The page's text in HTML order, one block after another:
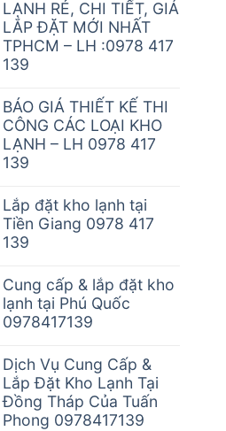
LẠNH RẺ, CHI TIẾT, GIÁ
LẮP ĐẶT MỚI NHẤT
TPHCM – LH :0978 417
139
BÁO GIÁ THIẾT KẾ THI
CÔNG CÁC LOẠI KHO
LẠNH – LH 0978 417
139
Lắp đặt kho lạnh tại
Tiền Giang 0978 417
139
Cung cấp & lắp đặt kho
lạnh tại Phú Quốc
0978417139
Dịch Vụ Cung Cấp &
Lắp Đặt Kho Lạnh Tại
Đồng Tháp Của Tuấn
Phong 0978417139